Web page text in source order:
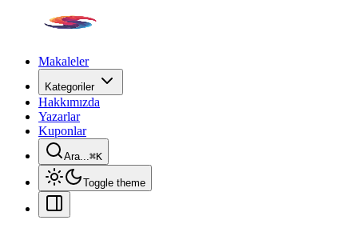
Makaleler
Kategoriler
Hakkımızda
Yazarlar
Kuponlar
Ara...⌘K
Toggle theme